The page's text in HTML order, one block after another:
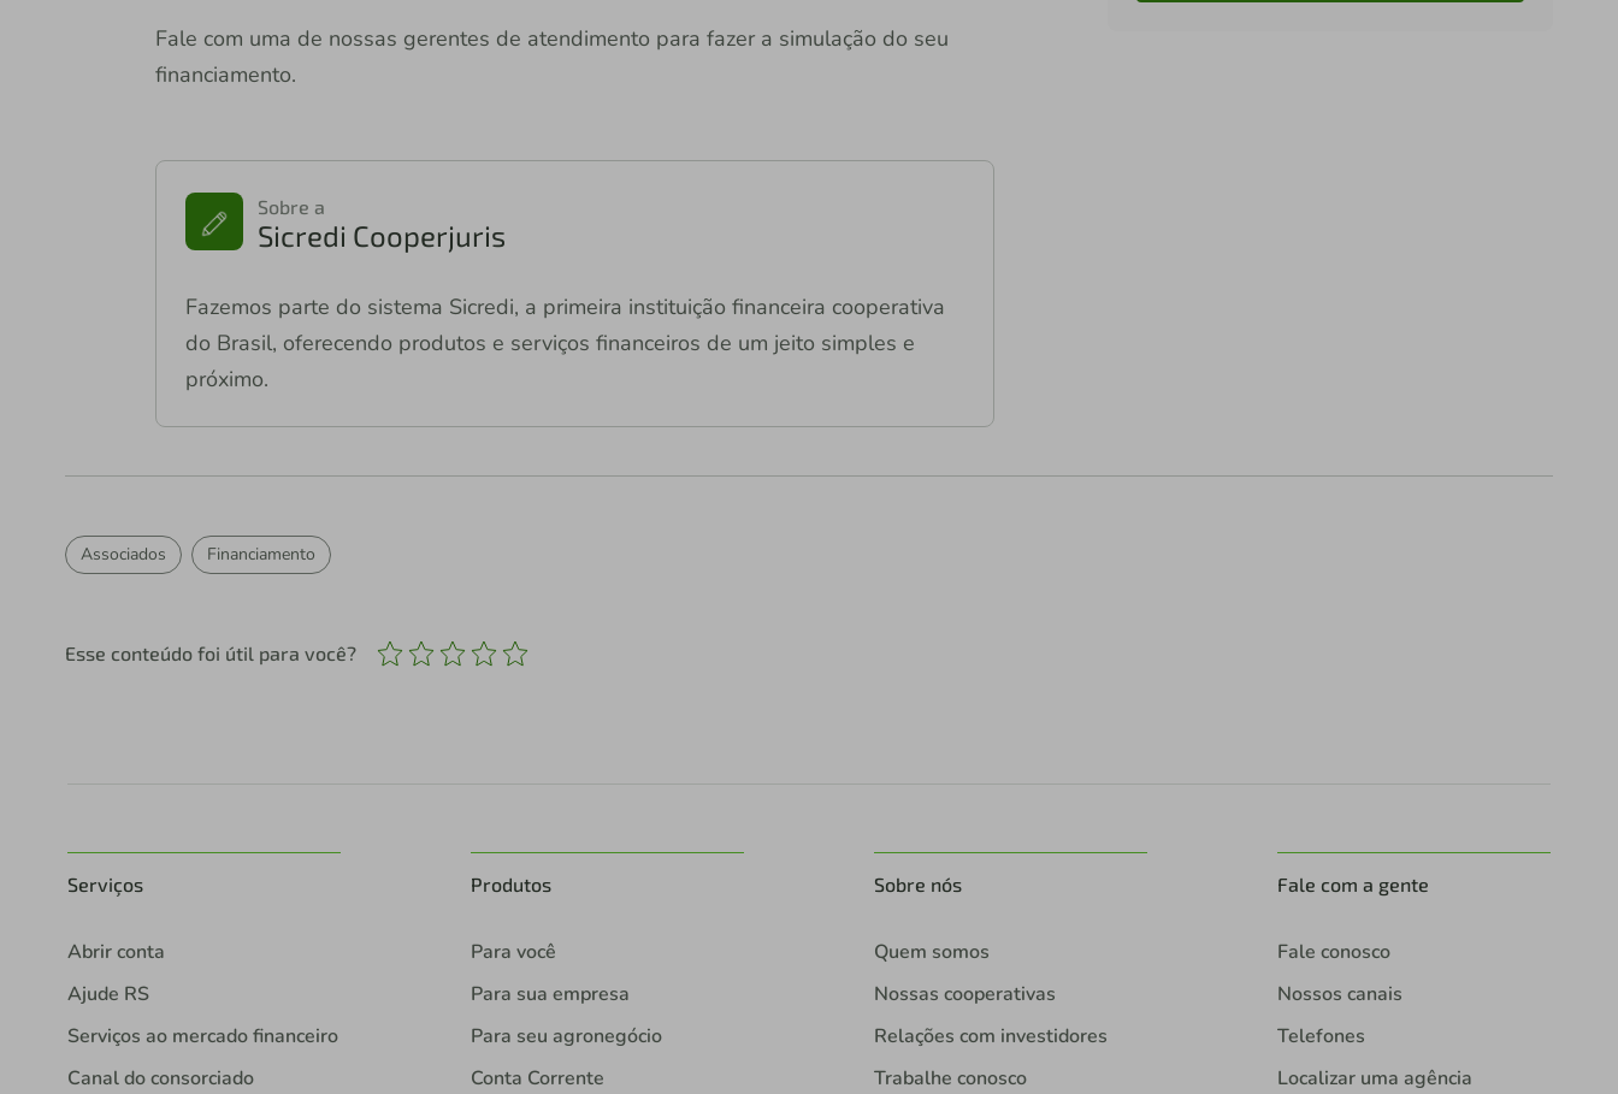
Fale com uma de nossas gerentes de atendimento para fazer a simulação do seu
financiamento.
Sobre a
Sicredi Cooperjuris
Fazemos parte do sistema Sicredi, a primeira instituição financeira cooperativa
do Brasil, oferecendo produtos e serviços financeiros de um jeito simples e
próximo.
Associados Financiamento
Esse conteúdo foi útil para você?
Serviços
Abrir conta
Ajude RS
Serviços ao mercado financeiro
Canal do consorciado
Produtos
Para você
Para sua empresa
Para seu agronegócio
Conta Corrente
Sobre nós
Quem somos
Nossas cooperativas
Relações com investidores
Trabalhe conosco
Fale com a gente
Fale conosco
Nossos canais
Telefones
Localizar uma agência